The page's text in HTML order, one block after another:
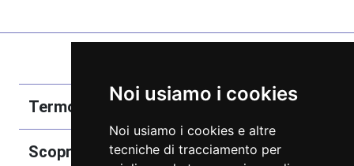
Noi usiamo i cookies
Noi usiamo i cookies e altre
tecniche di tracciamento per
Termobozzo Srl
Scoprici